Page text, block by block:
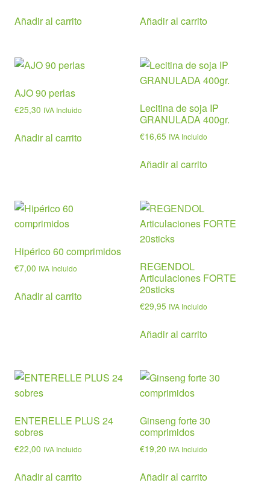
Añadir al carrito Añadir al carrito
AJO 90 perlas
€25,30 IVA Incluido
Añadir al carrito
Lecitina de soja IP
GRANULADA 400gr.
€16,65 IVA Incluido
Añadir al carrito
Hipérico 60 comprimidos
€7,00 IVA Incluido
Añadir al carrito
REGENDOL
Articulaciones FORTE
20sticks
€29,95 IVA Incluido
Añadir al carrito
ENTERELLE PLUS 24
sobres
€22,00 IVA Incluido
Añadir al carrito
Ginseng forte 30
comprimidos
€19,20 IVA Incluido
Añadir al carrito